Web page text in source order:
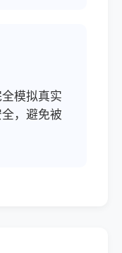
模拟真实
，避免被